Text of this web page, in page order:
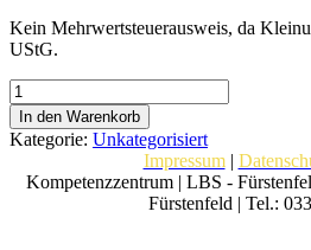
Kein Mehrwertsteuerausweis, da
UStG.
Vorbereitungskurs
3
für
die
Lehrabschlussprüfung
für
In den Warenkorb
Kategorie: Unkategorisiert
Impressum|
Kompetenzzentrum | LBS -
Fürstenfeld | Tel.: